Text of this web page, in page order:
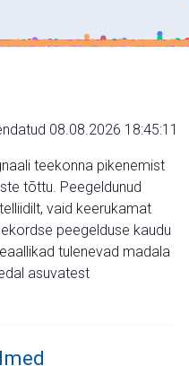
08.08.2026 18:45:11
teekonna pikenemist
tõttu. Peegeldunud
vaid keerukamat
peegelduse kaudu
tulenevad madala
asuvatest